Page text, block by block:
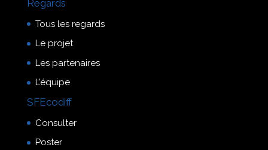
Regards
Tous les regards
Le projet
Les partenaires
L’équipe
SFEcodiff
Consulter
Poster